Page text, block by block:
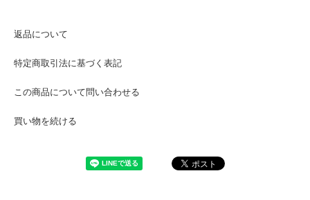
返品について
特定商取引法に基づく表記
この商品について問い合わせる
買い物を続ける